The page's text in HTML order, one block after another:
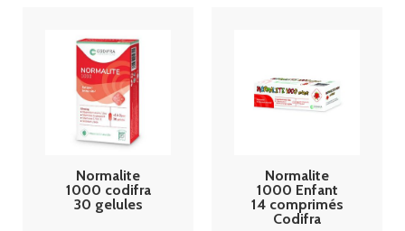
Normalite
1000 codifra
30 gelules
Normalite
1000 Enfant
14 comprimés
Codifra